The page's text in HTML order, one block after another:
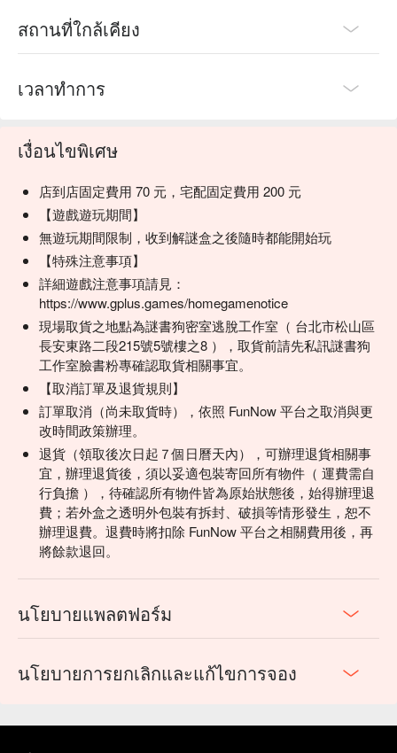
能夠阻止這一切的，就只有撿到這張拍立得的你！
【遊戲重點】
讓每道謎題不再是獨立事件，而是推進劇情的重要關鍵
跳脫看圖解謎，運用不同道具折、貼、對、剪
再加上一個道具多次使用，讓你越玩越好玩，捨不得停下來
📍不插電機關，驚呼連連
透過簡單的幾樣物品拼拼湊湊，做出像是密室逃脫般的機關
動起來的那一刻，絕對讓你成就感滿滿
📍獨家特典，只送不賣
這次特別升級成限量紀念過關閃卡＋過關貼紙
每人一套，讓你好好珍藏這次難忘的冒險回憶
【遊戲資訊】
．每份遊戲可供１～３人遊玩
．遊戲時長：180分鐘（實際體驗時間因人而異）
．內含完整遊戲道具＋每人一套的限量過關紀念閃卡、過關貼
．詳細遊戲介紹請見官網：https://gplus.games/amanazo
สถานที่ใกล้เคียง
เวลาทำการ
เงื่อนไขพิเศษ
店到店固定費用 70 元，宅配固定費用 200 元
【遊戲遊玩期間】
無遊玩期間限制，收到解謎盒之後隨時都能開始玩
【特殊注意事項】
詳細遊戲注意事項請見：
https://www.gplus.games/homegamenotice
現場取貨之地點為謎書狗密室逃脫工作室（ 台北市松山區
長安東路二段215號5號樓之8 ），取貨前請先私訊謎書狗
工作室臉書粉專確認取貨相關事宜。
【取消訂單及退貨規則】
訂單取消（尚未取貨時），依照 FunNow 平台之取消與更
改時間政策辦理。
退貨（領取後次日起７個日曆天內），可辦理退貨相關事
宜，辦理退貨後，須以妥適包裝寄回所有物件（ 運費需自
行負擔 ），待確認所有物件皆為原始狀態後，始得辦理退
費；若外盒之透明外包裝有拆封、破損等情形發生，恕不
辦理退費。退費時將扣除 FunNow 平台之相關費用後，再
將餘款退回。
นโยบายแพลตฟอร์ม
นโยบายการยกเลิกและแก้ไขการจอง